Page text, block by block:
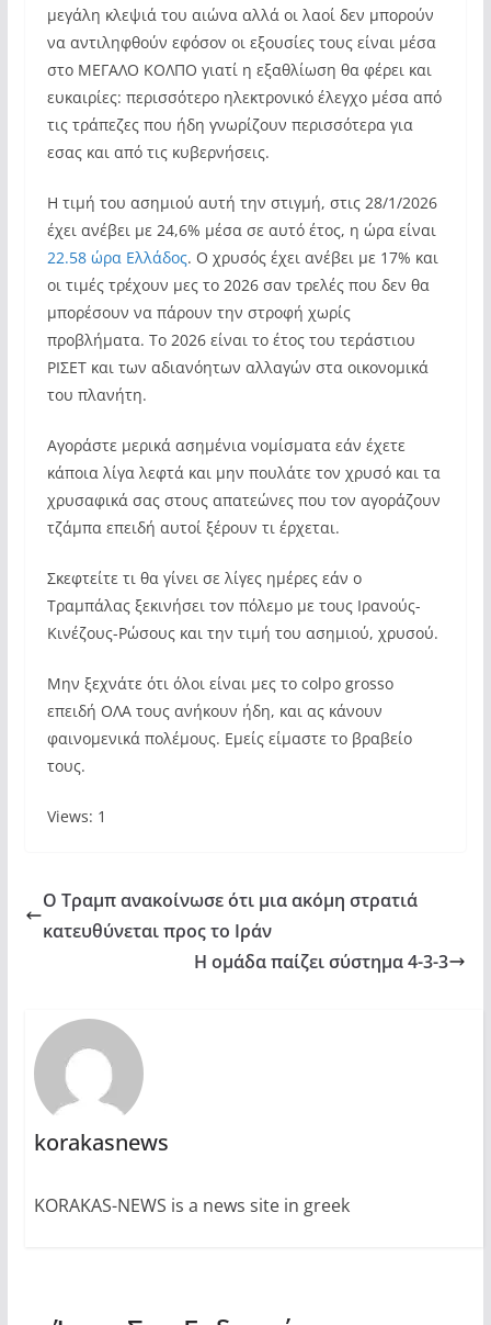
μεγάλη κλεψιά του αιώνα αλλά οι λαοί δεν μπορούν
να αντιληφθούν εφόσον οι εξουσίες τους είναι μέσα
στο ΜΕΓΑΛΟ ΚΟΛΠΟ γιατί η εξαθλίωση θα φέρει και
ευκαιρίες: περισσότερο ηλεκτρονικό έλεγχο μέσα από
τις τράπεζες που ήδη γνωρίζουν περισσότερα για
εσας και από τις κυβερνήσεις.
Η τιμή του ασημιού αυτή την στιγμή, στις 28/1/2026
έχει ανέβει με 24,6% μέσα σε αυτό έτος, η ώρα είναι
22.58 ώρα Ελλάδος. Ο χρυσός έχει ανέβει με 17% και
οι τιμές τρέχουν μες το 2026 σαν τρελές που δεν θα
μπορέσουν να πάρουν την στροφή χωρίς
προβλήματα. Το 2026 είναι το έτος του τεράστιου
ΡΙΣΕΤ και των αδιανόητων αλλαγών στα οικονομικά
του πλανήτη.
Αγοράστε μερικά ασημένια νομίσματα εάν έχετε
κάποια λίγα λεφτά και μην πουλάτε τον χρυσό και τα
χρυσαφικά σας στους απατεώνες που τον αγοράζουν
τζάμπα επειδή αυτοί ξέρουν τι έρχεται.
Σκεφτείτε τι θα γίνει σε λίγες ημέρες εάν ο
Τραμπάλας ξεκινήσει τον πόλεμο με τους Ιρανούς-
Κινέζους-Ρώσους και την τιμή του ασημιού, χρυσού.
Μην ξεχνάτε ότι όλοι είναι μες το colpo grosso
επειδή ΟΛΑ τους ανήκουν ήδη, και ας κάνουν
φαινομενικά πολέμους. Εμείς είμαστε το βραβείο
τους.
Views: 1
Ο Τραμπ ανακοίνωσε ότι μια ακόμη στρατιά
κατευθύνεται προς το Ιράν
Η ομάδα παίζει σύστημα 4-3-3
korakasnews
KORAKAS-NEWS is a news site in greek